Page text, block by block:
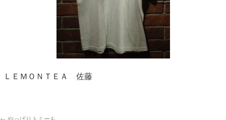
ＬＥＭＯＮＴＥＡ 佐藤